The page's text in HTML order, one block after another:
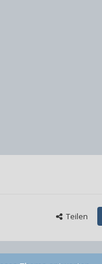
Teilen